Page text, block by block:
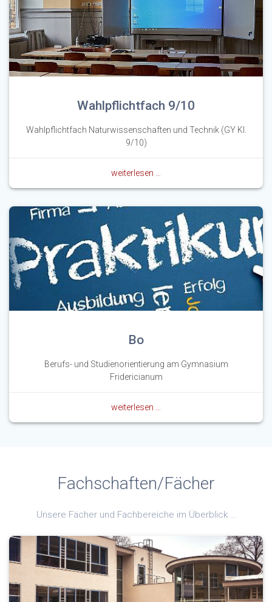
Wahlpflichtfach 9/10
Wahlpflichtfach Naturwissenschaften und Technik (GY Kl.
9/10)
weiterlesen …
Bo
Berufs- und Studienorientierung am Gymnasium
Fridericianum
weiterlesen …
Fachschaften/Fächer
Unsere Fächer und Fachbereiche im Überblick …